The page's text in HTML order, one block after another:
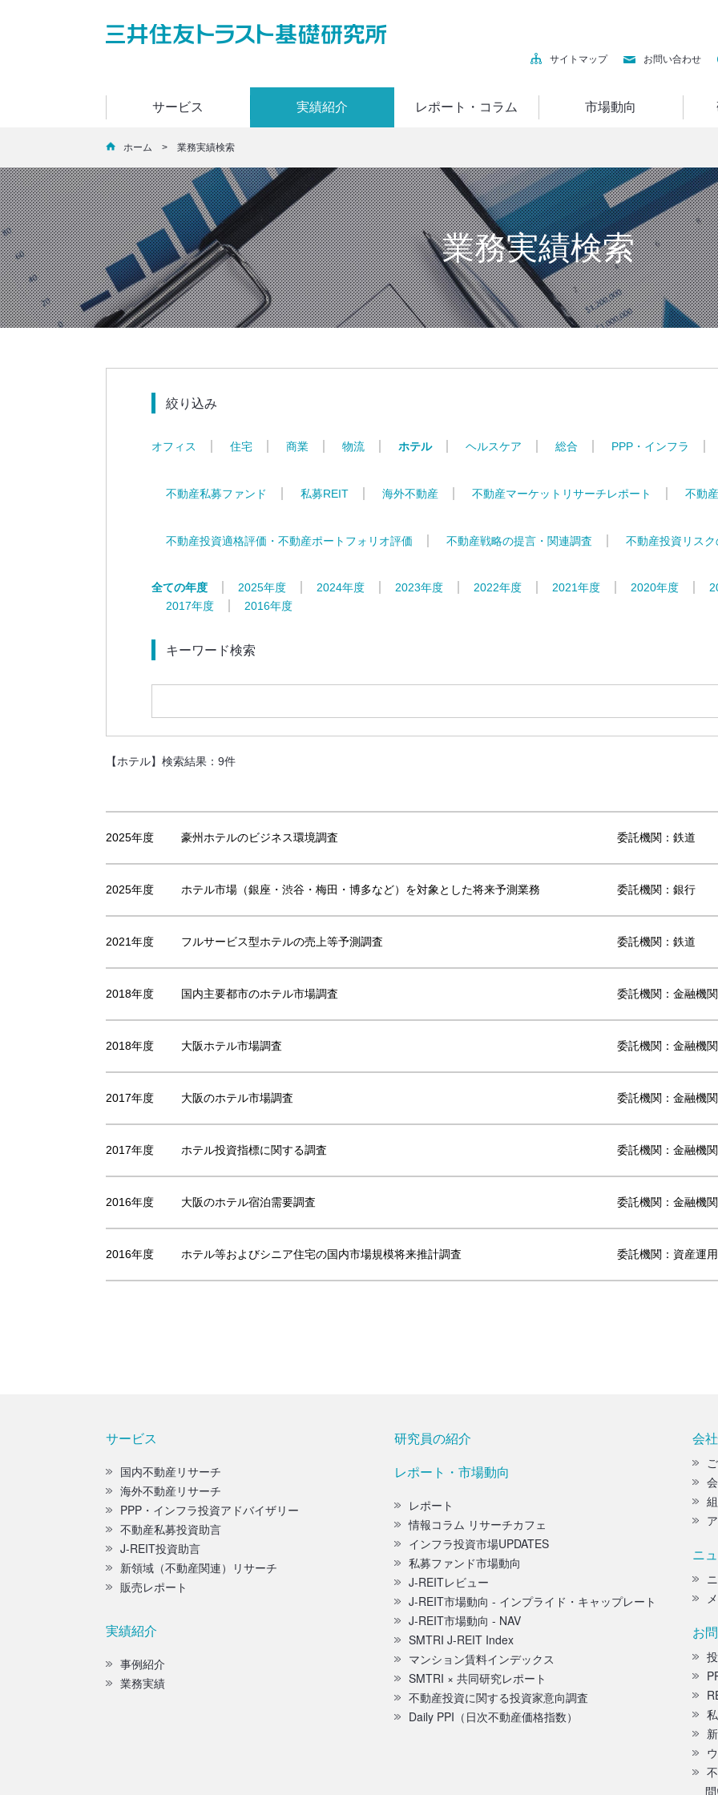
サイトマップ お問い合わせ
サービス 実績紹介 レポート・コラム 市場動向
ホーム > 業務実績検索
業務実績検索
絞り込み
オフィス 住宅 商業 物流 ホテル ヘルスケア 総合 PPP・インフラ
不動産私募ファンド 私募REIT 海外不動産 不動産マーケットリサーチレポート 不動
不動産投資適格評価・不動産ポートフォリオ評価 不動産戦略の提言・関連調査 不動産投資リス
全ての年度 2025年度 2024年度 2023年度 2022年度 2021年度 2020年度
2017年度
2016年度
キーワード検索
【ホテル】 検索結果：9件
2025年度 豪州ホテルのビジネス環境調査 委託機関：鉄道
2025年度 ホテル市場（銀座・渋谷・梅田・博多など）を対象とした将来予測業務 委託機関：銀行
2021年度 フルサービス型ホテルの売上等予測調査 委託機関：鉄道
2018年度 国内主要都市のホテル市場調査 委託機関：金融機関
2018年度 大阪ホテル市場調査 委託機関：金融機関
2017年度 大阪のホテル市場調査 委託機関：金融機関
2017年度 ホテル投資指標に関する調査 委託機関：金融機関
2016年度 大阪のホテル宿泊需要調査 委託機関：金融機関
2016年度 ホテル等およびシニア住宅の国内市場規模将来推計調査 委託機関：資産運
サービス
国内不動産リサーチ
海外不動産リサーチ
PPP・インフラ投資アドバイザリー
不動産私募投資助言
J-REIT投資助言
新領域（不動産関連）リサーチ
販売レポート
実績紹介
事例紹介
業務実績
研究員の紹介
レポート・市場動向
レポート
情報コラム リサーチカフェ
インフラ投資市場UPDATES
私募ファンド市場動向
J-REITレビュー
J-REIT市場動向 - インプライド・キャップレート
J-REIT市場動向 - NAV
SMTRI J-REIT Index
マンション賃料インデックス
SMTRI × 共同研究レポート
不動産投資に関する投資家意向調査
Daily PPI（日次不動産価格指数）
会
ニ
お